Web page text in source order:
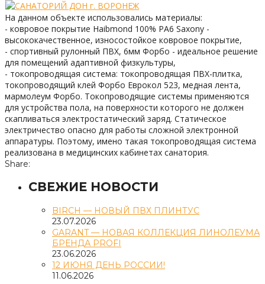
На данном объекте использовались материалы:
- ковровое покрытие Haibmond 100% PA6 Saxony -
высококачественное, износостойкое ковровое покрытие,
- спортивный рулонный ПВХ, 6мм Форбо - идеальное решение
для помещений адаптивной физкультуры,
- токопроводящая система: токопроводящая ПВХ-плитка,
токопроводящий клей Форбо Еврокол 523, медная лента,
мармолеум Форбо. Токопроводящие системы применяются
для устройства пола, на поверхности которого не должен
скапливаться электростатический заряд. Статическое
электричество опасно для работы сложной электронной
аппаратуры. Поэтому, имено такая токопроводящая система
реализована в медицинских кабинетах санатория.
Share:
СВЕЖИЕ НОВОСТИ
BIRCH — НОВЫЙ ПВХ ПЛИНТУС
23.07.2026
GARANT — НОВАЯ КОЛЛЕКЦИЯ ЛИНОЛЕУМА
БРЕНДА PROFI
23.06.2026
12 ИЮНЯ ДЕНЬ РОССИИ!
11.06.2026